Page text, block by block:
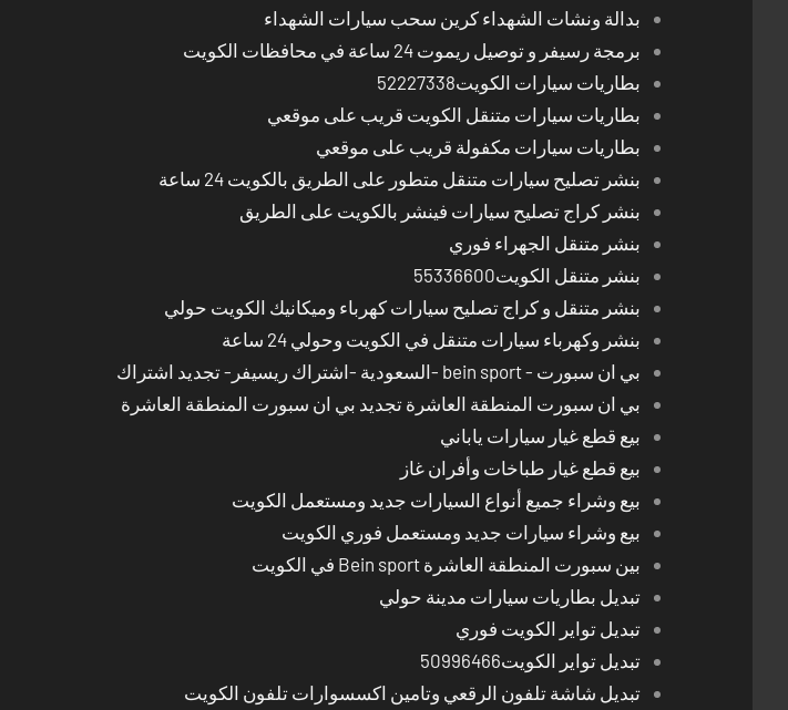
بدالة ونشات الشهداء كرين سحب سيارات الشهداء
برمجة رسيفر و توصيل ريموت 24 ساعة في محافظات الكويت
بطاريات سيارات الكويت52227338
بطاريات سيارات متنقل الكويت قريب على موقعي
بطاريات سيارات مكفولة قريب على موقعي
بنشر تصليح سيارات متنقل متطور على الطريق بالكويت 24 ساعة
بنشر كراج تصليح سيارات فينشر بالكويت على الطريق
بنشر متنقل الجهراء فوري
بنشر متنقل الكويت55336600
بنشر متنقل و كراج تصليح سيارات كهرباء وميكانيك الكويت حولي
بنشر وكهرباء سيارات متنقل في الكويت وحولي 24 ساعة
بي ان سبورت - bein sport -السعودية -اشتراك ريسيفر- تجديد اشتراك
بي ان سبورت المنطقة العاشرة تجديد بي ان سبورت المنطقة العاشرة
بيع قطع غيار سيارات ياباني
بيع قطع غيار طباخات وأفران غاز
بيع وشراء جميع أنواع السيارات جديد ومستعمل الكويت
بيع وشراء سيارات جديد ومستعمل فوري الكويت
بين سبورت المنطقة العاشرة Bein sport في الكويت
تبديل بطاريات سيارات مدينة حولي
تبديل تواير الكويت فوري
تبديل تواير الكويت50996466
تبديل شاشة تلفون الرقعي وتامين اكسسوارات تلفون الكويت